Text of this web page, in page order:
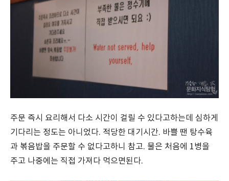
주문 즉시 요리해서 다소 시간이 걸릴 수 있다고하는데 심하게
기다리는 정도는 아니었다. 적당한 대기시간. 바쁠 땐 탕수육
과 볶음밥을 주문할 수 없다고하니 참고. 물은 처음에 1병을
주고 나중에는 직접 가져다 먹으면된다.